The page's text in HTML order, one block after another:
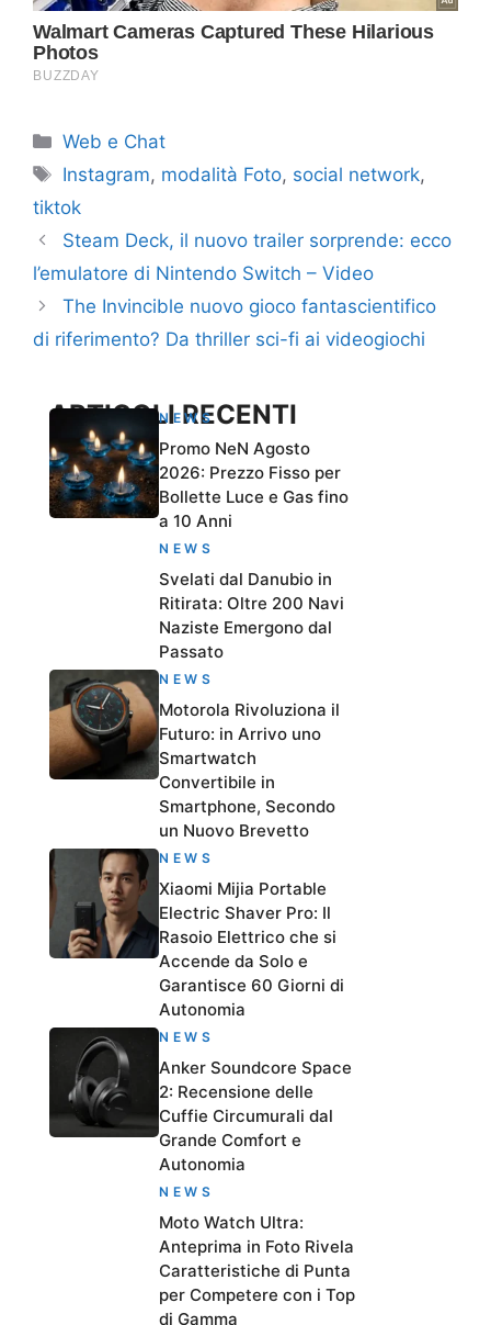
Categorie
Web e Chat
Tag
Instagram, modalità Foto, social network,
tiktok
Steam Deck, il nuovo trailer sorprende: ecco
l’emulatore di Nintendo Switch – Video
The Invincible nuovo gioco fantascientifico
di riferimento? Da thriller sci-fi ai videogiochi
ARTICOLI RECENTI
NEWS
Promo NeN Agosto
2026: Prezzo Fisso per
Bollette Luce e Gas fino
a 10 Anni
NEWS
Svelati dal Danubio in
Ritirata: Oltre 200 Navi
Naziste Emergono dal
Passato
NEWS
Motorola Rivoluziona il
Futuro: in Arrivo uno
Smartwatch
Convertibile in
Smartphone, Secondo
un Nuovo Brevetto
NEWS
Xiaomi Mijia Portable
Electric Shaver Pro: Il
Rasoio Elettrico che si
Accende da Solo e
Garantisce 60 Giorni di
Autonomia
NEWS
Anker Soundcore Space
2: Recensione delle
Cuffie Circumurali dal
Grande Comfort e
Autonomia
NEWS
Moto Watch Ultra:
Anteprima in Foto Rivela
Caratteristiche di Punta
per Competere con i Top
di Gamma